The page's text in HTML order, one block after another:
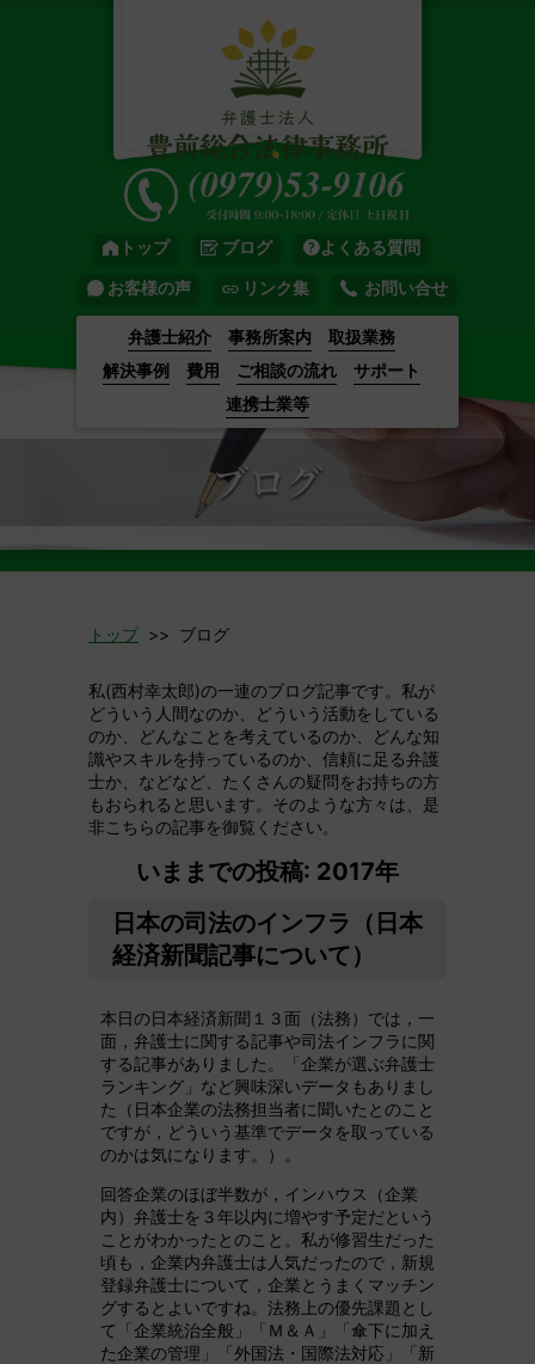
トップ ブログ よくある質問
お客様の声 リンク集 お問い合せ
弁護士紹介 事務所案内
取扱業務
解決事例
費用 ご相談の流れ
サポート
連携士業等
トップ>> ブログ
私(西村幸太郎)の一連のブログ記事です。私が
どういう人間なのか、どういう活動をしている
のか、どんなことを考えているのか、どんな知
識やスキルを持っているのか、信頼に足る弁護
士か、などなど、たくさんの疑問をお持ちの方
もおられると思います。そのような方々は、是
非こちらの記事を御覧ください。
いままでの投稿: 2017年
日本の司法のインフラ（日本
経済新聞記事について）
本日の日本経済新聞１３面（法務）では，一
面，弁護士に関する記事や司法インフラに関
する記事がありました。「企業が選ぶ弁護士
ランキング」など興味深いデータもありまし
た（日本企業の法務担当者に聞いたとのこと
ですが，どういう基準でデータを取っている
のかは気になります。）。
回答企業のほぼ半数が，インハウス（企業
内）弁護士を３年以内に増やす予定だという
ことがわかったとのこと。私が修習生だった
頃も，企業内弁護士は人気だったので，新規
登録弁護士について，企業とうまくマッチン
グするとよいですね。法務上の優先課題とし
て「企業統治全般」「Ｍ＆Ａ」「傘下に加え
た企業の管理」「外国法・国際法対応」「新